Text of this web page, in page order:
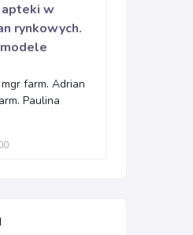
w
rynkowych.
farm. Adrian
Paulina